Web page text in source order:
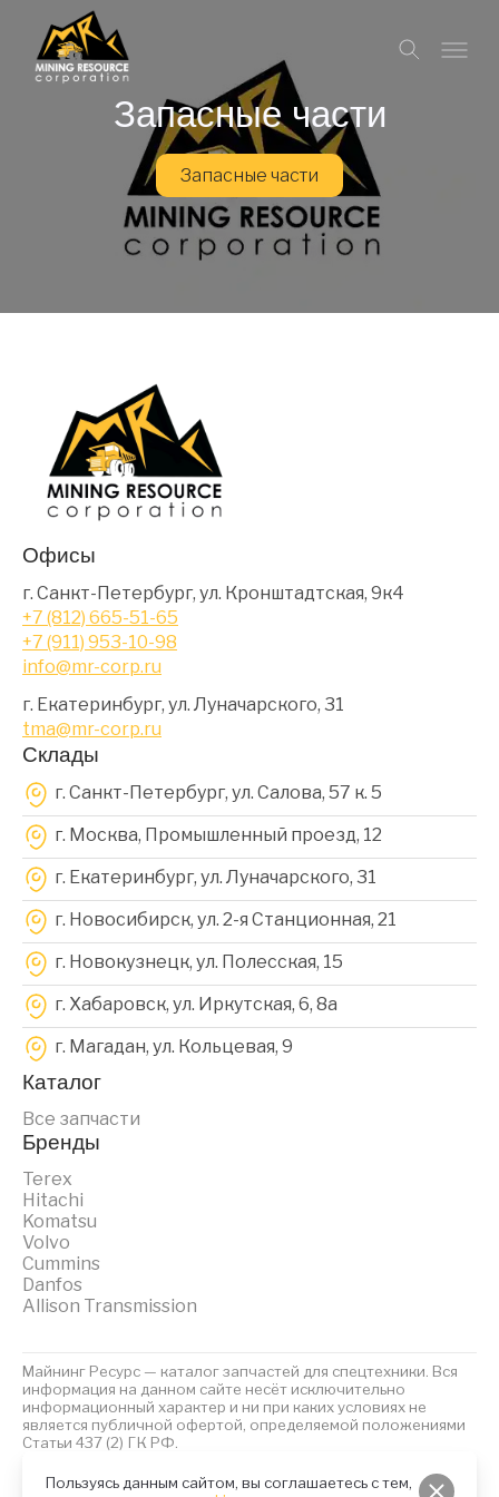
Пользуясь данным сайтом, вы соглашаетесь с тем,
Запасные части
Запасные части
Офисы
г. Санкт-Петербург, ул. Кронштадтская, 9к4
+7 (812) 665-51-65
+7 (911) 953-10-98
info@mr-corp.ru
г. Екатеринбург, ул. Луначарского, 31
tma@mr-corp.ru
Склады
г. Санкт-Петербург, ул. Салова, 57 к. 5
г. Москва, Промышленный проезд, 12
г. Екатеринбург, ул. Луначарского, 31
г. Новосибирск, ул. 2-я Станционная, 21
г. Новокузнецк, ул. Полесская, 15
г. Хабаровск, ул. Иркутская, 6, 8a
г. Магадан, ул. Кольцевая, 9
Каталог
Все запчасти
Бренды
Terex
Hitachi
Komatsu
Volvo
Cummins
Danfos
Allison Transmission
Майнинг Ресурс — каталог запчастей для спецтехники. Вся
информация на данном сайте несёт исключительно
информационный характер и ни при каких условиях не
является публичной офертой, определяемой положениями
Статьи 437 (2) ГК РФ.
Политика обработки персональных данныхФайлы Cookies